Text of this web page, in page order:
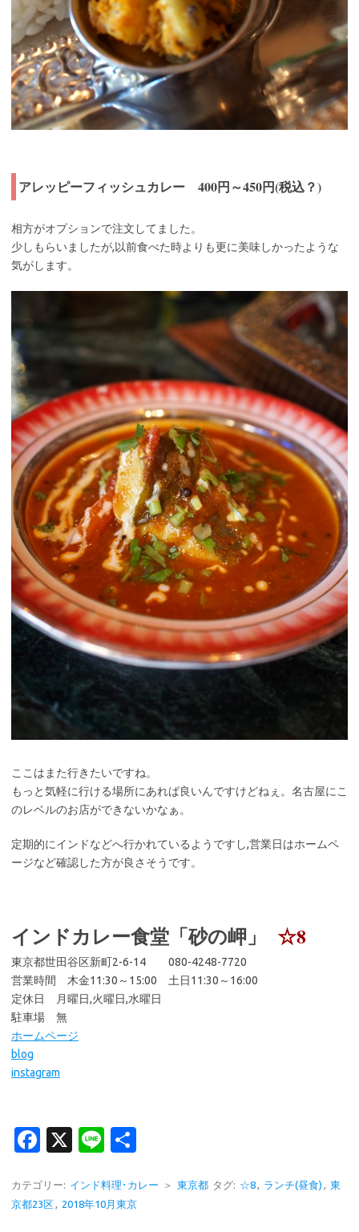
アレッピーフィッシュカレー 400円～450円(税込？)
相方がオプションで注文してました。
少しもらいましたが,以前食べた時よりも更に美味しかったような
気がします。
ここはまた行きたいですね。
もっと気軽に行ける場所にあれば良いんですけどねぇ。名古屋にこ
のレベルのお店ができないかなぁ。
定期的にインドなどへ行かれているようですし,営業日はホームペ
ージなど確認した方が良さそうです。
インドカレー食堂「砂の岬」 ☆8
東京都世田谷区新町2-6-14 080-4248-7720
営業時間 木金11:30～15:00 土日11:30～16:00
定休日 月曜日,火曜日,水曜日
駐車場 無
ホームページ
blog
instagram
Fa
e
b
X
Li
e
カテゴリー: インド料理･カレー ＞ 東京都 タグ: ☆8, ランチ(昼食) , 東
京都23区, 2018年10月東京